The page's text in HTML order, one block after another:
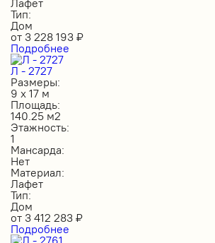
Тип:
Дом
от 3 228 193 ₽
Подробнее
Л - 2727
Размеры:
9 х 17 м
Площадь:
140.25 м2
Этажность:
1
Мансарда:
Нет
Материал:
Лафет
Тип:
Дом
от 3 412 283 ₽
Подробнее